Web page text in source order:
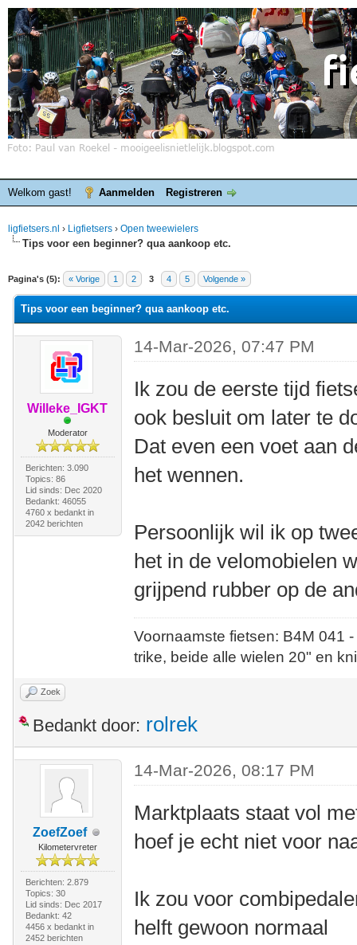
Welkom gast! Aanmelden Registreren
ligfietsers.nl › Ligfietsers › Open tweewielers
Tips voor een beginner? qua aankoop etc.
Pagina's (5): « Vorige 1 2 3 4 5 Volgende »
waardering is 0
Tips voor een beginner? qua aankoop etc.
Willeke_IGKT
Moderator
Berichten: 3.090
Topics: 86
Lid sinds: Dec 2020
Bedankt: 46055
4760 x bedankt in
2042 berichten
14-Mar-2026, 07:47 PM
Ik zou de eerste tijd
ook besluit om later te
Dat even een voet aan
het wennen.
Persoonlijk wil ik op
het in de velomobielen
grijpend rubber op de
Voornaamste fietsen: B4M
trike, beide alle wielen 20" en
Zoek
Bedankt door: rolrek
ZoefZoef
Kilometervreter
Berichten: 2.879
Topics: 30
Lid sinds: Dec 2017
Bedankt: 42
4456 x bedankt in
2452 berichten
14-Mar-2026, 08:17 PM
Marktplaats staat vol
hoef je echt niet voor
Ik zou voor
helft gewoon normaal